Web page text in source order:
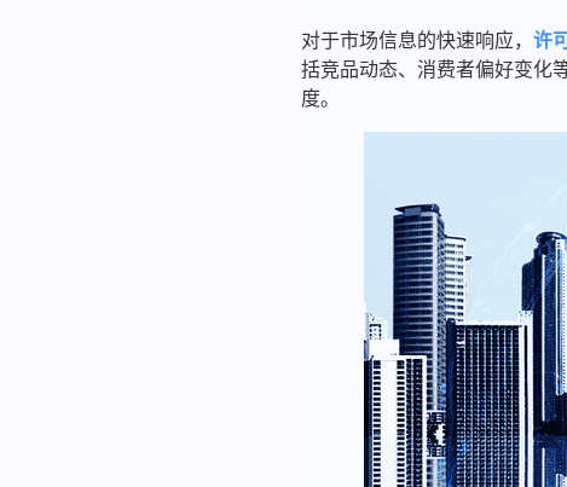
对于市场信息的快速响应， 许
括竞品动态、消费者偏好变化
度。